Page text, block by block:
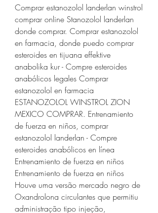
Comprar estanozolol landerlan winstrol
comprar online Stanozolol landerlan
donde comprar. Comprar estanozolol
en farmacia, donde puedo comprar
esteroides en tijuana effektive
anabolika kur - Compre esteroides
anabólicos legales Comprar
estanozolol en farmacia
ESTANOZOLOL WINSTROL ZION
MEXICO COMPRAR. Entrenamiento
de fuerza en niños, comprar
estanozolol landerlan - Compre
esteroides anabólicos en línea
Entrenamiento de fuerza en niños
Entrenamiento de fuerza en niños
Houve uma versão mercado negro de
Oxandrolona circulantes que permitiu
administração tipo injeção,